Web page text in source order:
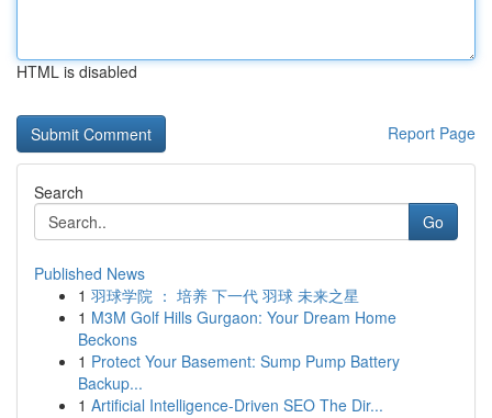
HTML is disabled
Report Page
Search
Go
Published News
1 羽球学院 ： 培养 下一代 羽球 未来之星
1 M3M Golf Hills Gurgaon: Your Dream Home
Beckons
1 Protect Your Basement: Sump Pump Battery
Backup...
1 Artificial Intelligence-Driven SEO The Dir...